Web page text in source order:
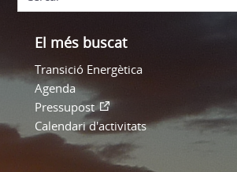
El més buscat
Transició Energètica
Agenda
Pressupost
Calendari d'activitats